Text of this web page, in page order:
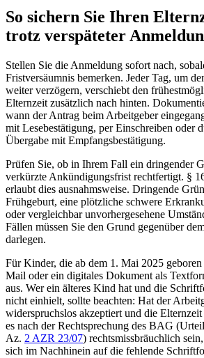
So sichern Sie Ihren
trotz verspäteter
Stellen Sie die Anmeldung sofort nach,
Fristversäumnis bemerken. Jeder Tag, um
weiter verzögern, verschiebt den
Elternzeit zusätzlich nach hinten.
wann der Antrag beim Arbeitgeber
mit Lesebestätigung, per Einschreiben oder
Übergabe mit Empfangsbestätigung.
Prüfen Sie, ob in Ihrem Fall ein dringender
verkürzte Ankündigungsfrist rechtfertigt. §
erlaubt dies ausnahmsweise. Dringende
Frühgeburt, eine plötzliche schwere
oder vergleichbar unvorhergesehene
Fällen müssen Sie den Grund gegenüber
darlegen.
Für Kinder, die ab dem 1. Mai 2025
Mail oder ein digitales Dokument als
aus. Wer ein älteres Kind hat und die
nicht einhielt, sollte beachten: Hat der
widerspruchslos akzeptiert und die
es nach der Rechtsprechung des BAG
Az. 2 AZR 23/07) rechtsmissbräuchlich
sich im Nachhinein auf die fehlende